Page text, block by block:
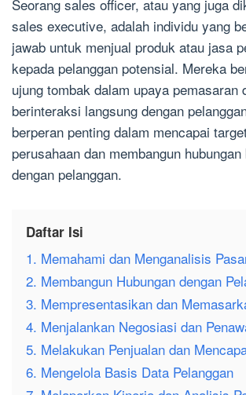
Seorang sales officer, atau yang juga
sales executive, adalah individu yang
jawab untuk menjual produk atau jasa
kepada pelanggan potensial. Mereka
ujung tombak dalam upaya pemasaran
berinteraksi langsung dengan
berperan penting dalam mencapai
perusahaan dan membangun
dengan pelanggan.
Daftar Isi
1. Memahami dan Menganalisis
2. Membangun Hubungan dengan
3. Mempresentasikan dan
4. Menjalankan Negosiasi dan
5. Melakukan Penjualan dan
6. Mengelola Basis Data Pelanggan